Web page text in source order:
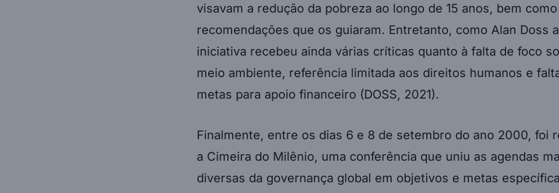
visavam a redução da pobreza ao longo de 15 anos, bem como
recomendações que os guiaram. Entretanto, como Alan Doss
iniciativa recebeu ainda várias críticas quanto à falta de foco
meio ambiente, referência limitada aos direitos humanos e
metas para apoio financeiro (DOSS, 2021).
Finalmente, entre os dias 6 e 8 de setembro do ano 2000, foi
a Cimeira do Milênio, uma conferência que uniu as agendas
diversas da governança global em objetivos e metas